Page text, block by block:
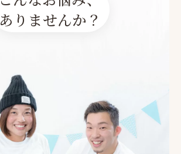
ありませんか？